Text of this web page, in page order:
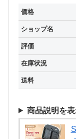
価格
ショップ名
評価
在庫状況
送料
商品説明を